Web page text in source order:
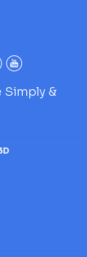
Simply &